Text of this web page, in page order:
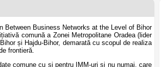
Between Business Networks at the Level of Bihor
comună a Zonei Metropolitane Oradea (lider
și Hajdu-Bihor, demarată cu scopul de realiza
frontieră.
comune cu și pentru IMM-uri și nu numai, care